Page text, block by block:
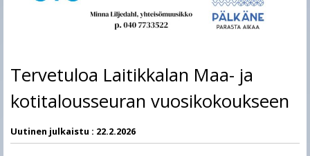
Tervetuloa Laitikkalan Maa- ja
kotitalousseuran vuosikokoukseen
Uutinen julkaistu : 22.2.2026